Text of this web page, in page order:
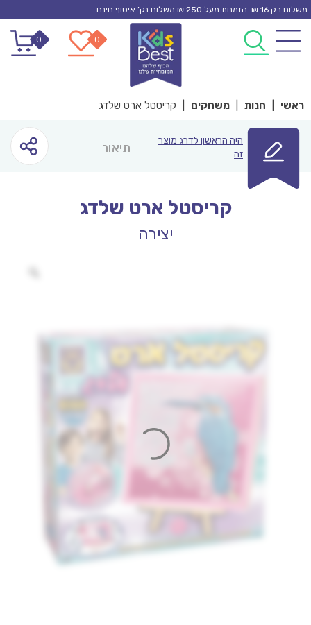
Skip
content
משלוח רק 16 ₪. הזמנות מעל 250 ₪ משלוח נק’ איסוף חינם
0
0
ראשי חנות משחקים קריסטל ארט שלדג
היה הראשון לדרג מוצר
זה
תיאור
קריסטל ארט שלדג
יצירה